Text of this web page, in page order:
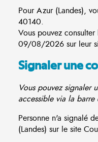
Pour Azur (Landes),
40140.
Vous pouvez
09/08/2026 sur leur
Signaler une
Vous pouvez signaler
accessible via la
Personne n'a signalé
(Landes) sur le site